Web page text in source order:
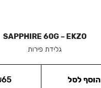
SAPPHIRE 60G – EKZO
גלידת פירות
65 הוסף לסל